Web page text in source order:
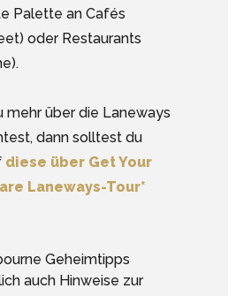
Palette an Cafés
oder Restaurants
mehr über die Laneways
dann solltest du
diese über Get Your
Laneways-Tour*